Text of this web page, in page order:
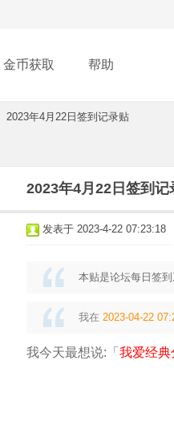
金币获取 帮助
2023年4月22日签到记录贴
2023年4月22日签到记
发表于 2023-4-22 07:23:18
本贴是论坛每日签
我在 2023-04-22
我今天最想说:「 我爱经典